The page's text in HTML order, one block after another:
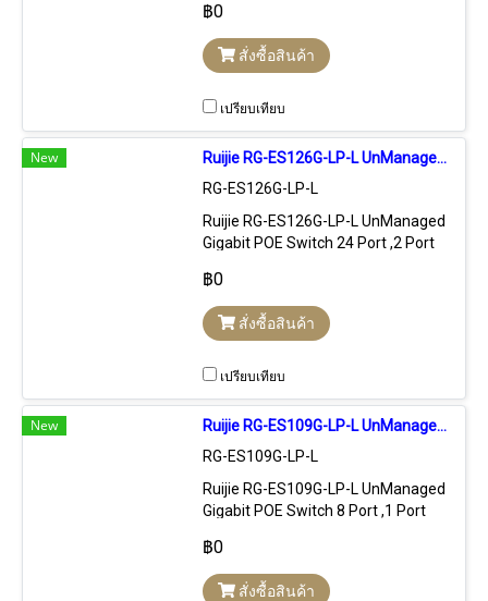
802.3af/at 24 Port กำลังไฟสูงสุด
370W
฿0
สั่งซื้อสินค้า
เปรียบเทียบ
New
Ruijie RG-ES126G-LP-L UnManaged Gigabit POE Switch 24 Port ,2 SFP POE 180W
RG-ES126G-LP-L
Ruijie RG-ES126G-LP-L UnManaged
Gigabit POE Switch 24 Port ,2 Port
802.3af/at 24 Port กำลังไฟสูงสุด
180W
฿0
สั่งซื้อสินค้า
เปรียบเทียบ
New
Ruijie RG-ES109G-LP-L UnManaged Gigabit POE Switch 8 Port, POE 54W
RG-ES109G-LP-L
Ruijie RG-ES109G-LP-L UnManaged
Gigabit POE Switch 8 Port ,1 Port
มาตรฐาน 802.3af/at 8 Port กำลังไฟ
สูงสุด 54W
฿0
สั่งซื้อสินค้า